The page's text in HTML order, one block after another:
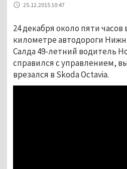
25.12.2015 10:47
24 декабря около пяти часов
километре автодороги
Салда 49-летний водитель
справился с управлением,
врезался в Skoda Octavia.